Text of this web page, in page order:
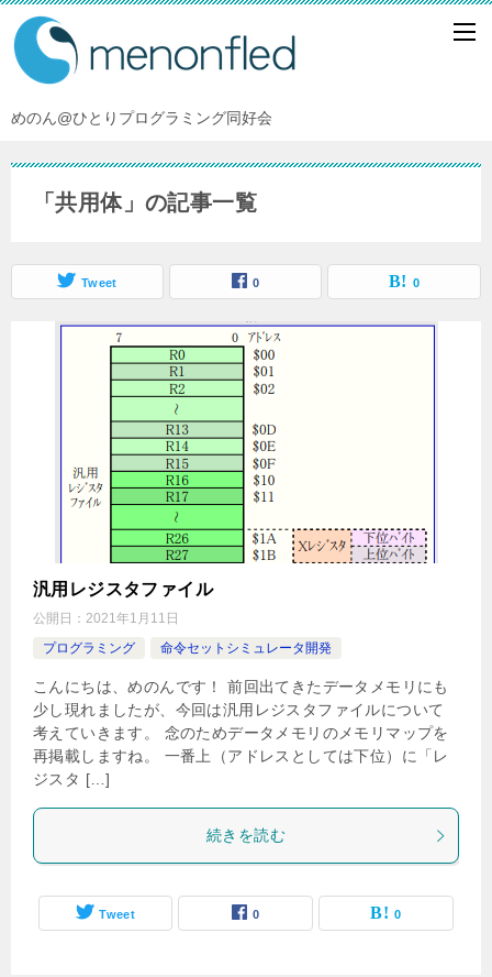
めのん@ひとりプログラミング同好会
「共用体」の記事一覧
Tweet 0 0
汎用レジスタファイル
公開日： 2021年1月11日
プログラミング
命令セットシミュレータ開発
こんにちは、めのんです！ 前回出てきたデータメモリにも
少し現れましたが、今回は汎用レジスタファイルについて
考えていきます。 念のためデータメモリのメモリマップを
再掲載しますね。 一番上（アドレスとしては下位）に「レ
ジスタ […]
続きを読む
Tweet 0 0